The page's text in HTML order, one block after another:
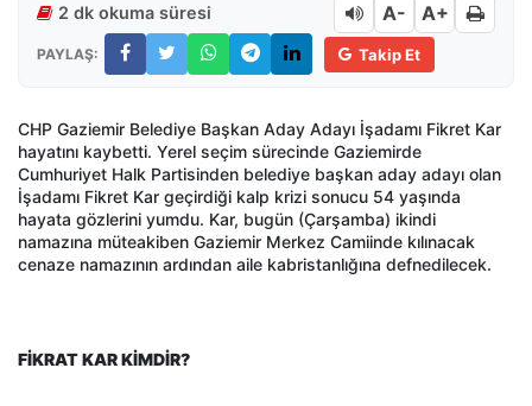
2 dk okuma süresi A- A+
PAYLAŞ: Takip Et
CHP Gaziemir Belediye Başkan Aday Adayı İşadamı Fikret Kar
hayatını kaybetti. Yerel seçim sürecinde Gaziemirde
Cumhuriyet Halk Partisinden belediye başkan aday adayı olan
İşadamı Fikret Kar geçirdiği kalp krizi sonucu 54 yaşında
hayata gözlerini yumdu. Kar, bugün (Çarşamba) ikindi
namazına müteakiben Gaziemir Merkez Camiinde kılınacak
cenaze namazının ardından aile kabristanlığına defnedilecek.
FİKRAT KAR KİMDİR?